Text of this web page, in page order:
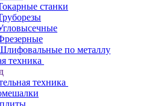
станки
по металлу
техника
техника